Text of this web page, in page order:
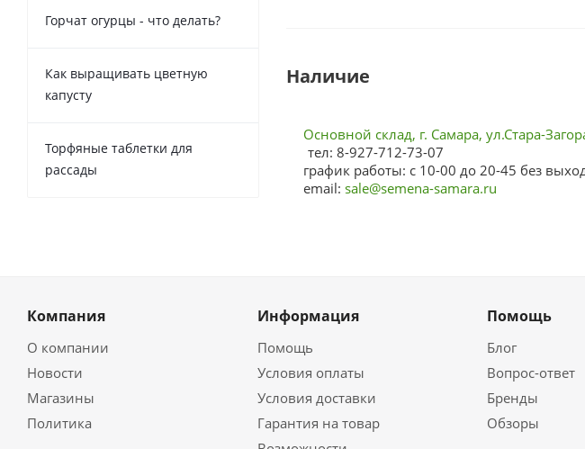
Наличие
Основной склад, г. Самара, ул.Стара-
тел: 8-927-712-73-07
график работы: с 10-00 до 20-45 без
email: sale@semena-samara.ru
Горчат огурцы - что делать?
Как выращивать цветную
капусту
Торфяные таблетки для
рассады
Компания
О компании
Новости
Магазины
Политика
Информация
Помощь
Условия оплаты
Условия доставки
Гарантия на товар
Помощь
Блог
Вопрос-ответ
Бренды
Обзоры